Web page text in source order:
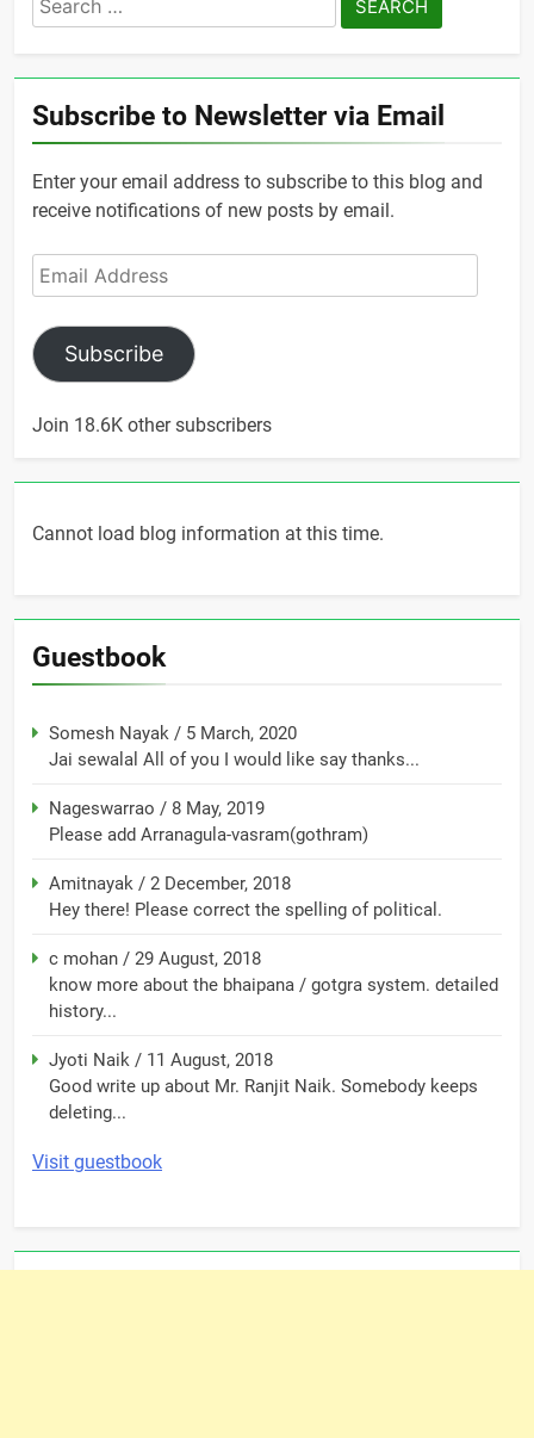
for:
Subscribe to Newsletter via Email
Enter your email address to subscribe to this blog and
receive notifications of new posts by email.
Email
Address
Subscribe
Join 18.6K other subscribers
Cannot load blog information at this time.
Guestbook
Somesh Nayak / 5 March, 2020
Jai sewalal All of you I would like say thanks...
Nageswarrao / 8 May, 2019
Please add Arranagula-vasram(gothram)
Amitnayak / 2 December, 2018
Hey there! Please correct the spelling of political.
c mohan / 29 August, 2018
know more about the bhaipana / gotgra system. detailed
history...
Jyoti Naik / 11 August, 2018
Good write up about Mr. Ranjit Naik. Somebody keeps
deleting...
Visit guestbook